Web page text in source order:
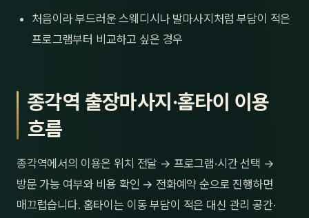
처음이라 부드러운 스웨디시나 발마사지처럼 부담이 적은
프로그램부터 비교하고 싶은 경우
종각역 출장마사지·홈타이 이용
흐름
종각역에서의 이용은 위치 전달 → 프로그램·시간 선택 →
방문 가능 여부와 비용 확인 → 전화예약 순으로 진행하면
매끄럽습니다. 홈타이는 이동 부담이 적은 대신 관리 공간·